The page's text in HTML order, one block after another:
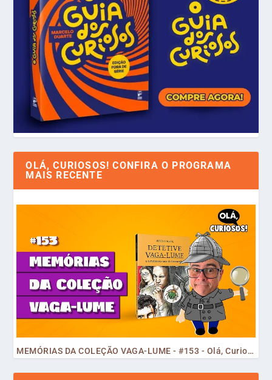
OLÁ, CURIOSOS! CONFIRA O PROGRAMA
MAIS RECENTE
MEMÓRIAS DA COLEÇÃO VAGA-LUME - #153 - Olá, Curiosos! 2023